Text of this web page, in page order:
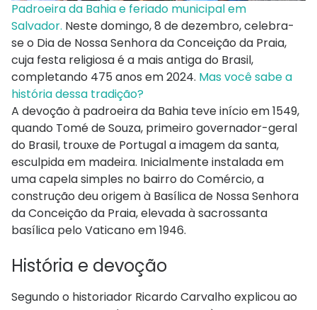
Padroeira da Bahia e feriado municipal em
Salvador. Neste domingo, 8 de dezembro, celebra-
se o Dia de Nossa Senhora da Conceição da Praia,
cuja festa religiosa é a mais antiga do Brasil,
completando 475 anos em 2024. Mas você sabe a
história dessa tradição?
A devoção à padroeira da Bahia teve início em 1549,
quando Tomé de Souza, primeiro governador-geral
do Brasil, trouxe de Portugal a imagem da santa,
esculpida em madeira. Inicialmente instalada em
uma capela simples no bairro do Comércio, a
construção deu origem à Basílica de Nossa Senhora
da Conceição da Praia, elevada à sacrossanta
basílica pelo Vaticano em 1946.
História e devoção
Segundo o historiador Ricardo Carvalho explicou ao